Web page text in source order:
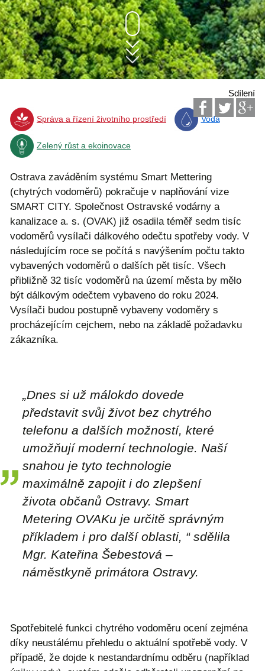
Sdílení
Správa a řízení životního prostředí Voda
Zelený růst a ekoinovace
Ostrava zaváděním systému Smart Mettering
(chytrých vodoměrů) pokračuje v naplňování vize
SMART CITY. Společnost Ostravské vodárny a
kanalizace a. s. (OVAK) již osadila téměř sedm tisíc
vodoměrů vysílači dálkového odečtu spotřeby vody. V
následujícím roce se počítá s navýšením počtu takto
vybavených vodoměrů o dalších pět tisíc. Všech
přibližně 32 tisíc vodoměrů na území města by mělo
být dálkovým odečtem vybaveno do roku 2024.
Vysílači budou postupně vybaveny vodoměry s
procházejícím cejchem, nebo na základě požadavku
zákazníka.
„Dnes si už málokdo dovede
představit svůj život bez chytrého
telefonu a dalších možností, které
umožňují moderní technologie. Naší
snahou je tyto technologie
maximálně zapojit i do zlepšení
života občanů Ostravy. Smart
Metering OVAKu je určitě správným
příkladem i pro další oblasti, “ sdělila
Mgr. Kateřina Šebestová –
náměstkyně primátora Ostravy.
Spotřebitelé funkci chytrého vodoměru ocení zejména
díky neustálému přehledu o aktuální spotřebě vody. V
případě, že dojde k nestandardnímu odběru (například